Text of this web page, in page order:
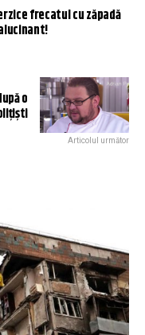
frecatul cu zăpadă
o
Articolul următor